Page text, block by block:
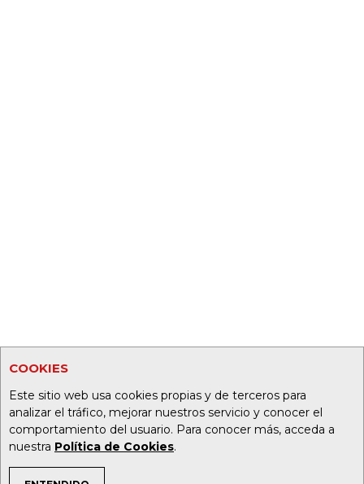
COOKIES
Este sitio web usa cookies propias y de terceros para
analizar el tráfico, mejorar nuestros servicio y conocer el
comportamiento del usuario. Para conocer más, acceda a
nuestra Política de Cookies.